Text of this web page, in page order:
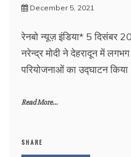
December 5, 2021
रेनबो न्यूज़ इंडिया* 5 दिसंबर
नरेन्‍द्र मोदी ने देहरादून में
परियोजनाओं का उद्घाटन किया
Read More...
SHARE